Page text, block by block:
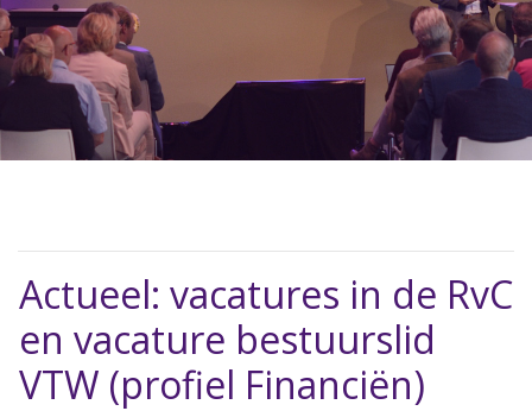
Actueel: vacatures in de RvC
en vacature bestuurslid
VTW (profiel Financiën)